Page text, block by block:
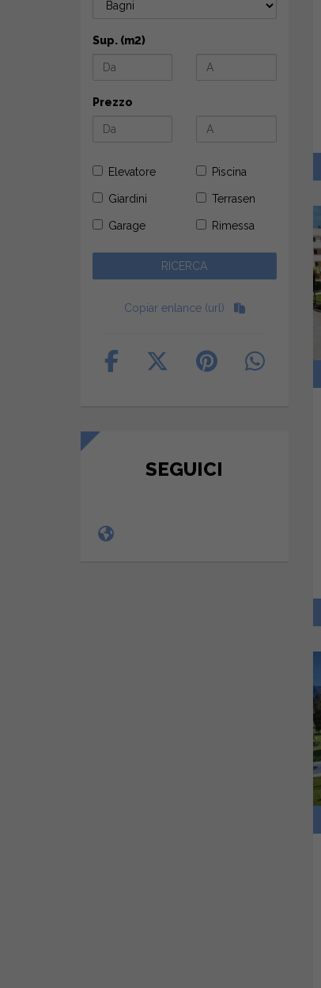
Sup. (m2)
Prezzo
Elevatore Piscina
Giardini Terrasen
Garage Rimessa
Copiar enlance (url)
SEGUICI